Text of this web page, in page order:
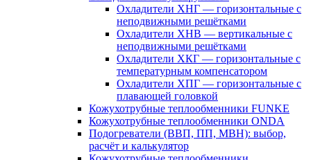
Охладители ХНГ — горизонтальные с
неподвижными решётками
Охладители ХНВ — вертикальные с
неподвижными решётками
Охладители ХКГ — горизонтальные с
температурным компенсатором
Охладители ХПГ — горизонтальные с
плавающей головкой
Кожухотрубные теплообменники FUNKE
Кожухотрубные теплообменники ONDA
Подогреватели (ВВП, ПП, МВН): выбор,
расчёт и калькулятор